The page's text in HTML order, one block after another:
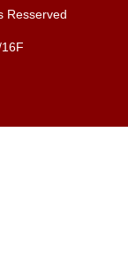
Resserved